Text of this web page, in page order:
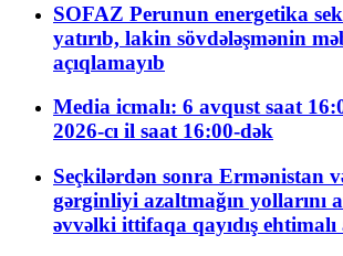
SOFAZ Perunun energetika
yatırıb, lakin sövdələşmənin
açıqlamayıb
Media icmalı: 6 avqust saat
2026-cı il saat 16:00-dək
Seçkilərdən sonra Ermənistan
gərginliyi azaltmağın yollarını
əvvəlki ittifaqa qayıdış ehtimalı